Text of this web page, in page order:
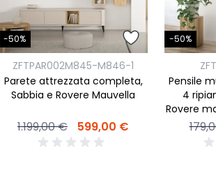
-50%
ZFTPAR002M845-M846-1
Parete attrezzata completa,
Sabbia e Rovere Mauvella
1.199,00 € 599,00 €
-50%
Pensile
4
Rovere